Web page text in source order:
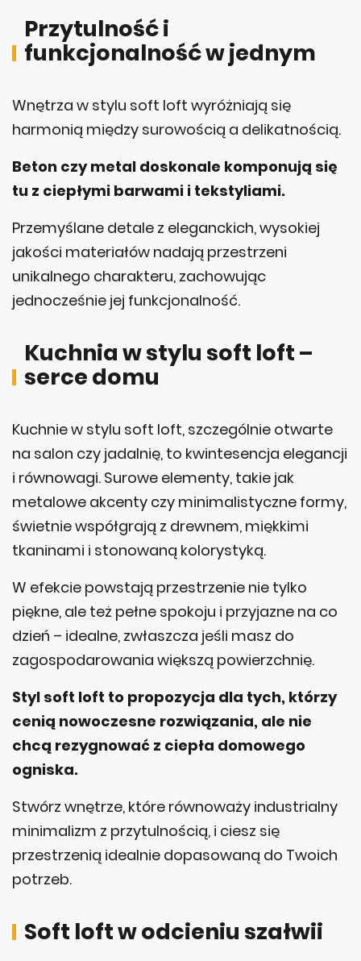
Przytulność i
funkcjonalność w jednym
Wnętrza w stylu soft loft wyróżniają się
harmonią między surowością a delikatnością.
Beton czy metal doskonale komponują się
tu z ciepłymi barwami i tekstyliami.
Przemyślane detale z eleganckich, wysokiej
jakości materiałów nadają przestrzeni
unikalnego charakteru, zachowując
jednocześnie jej funkcjonalność.
Kuchnia w stylu soft loft –
serce domu
Kuchnie w stylu soft loft, szczególnie otwarte
na salon czy jadalnię, to kwintesencja elegancji
i równowagi. Surowe elementy, takie jak
metalowe akcenty czy minimalistyczne formy,
świetnie współgrają z drewnem, miękkimi
tkaninami i stonowaną kolorystyką.
W efekcie powstają przestrzenie nie tylko
piękne, ale też pełne spokoju i przyjazne na co
dzień – idealne, zwłaszcza jeśli masz do
zagospodarowania większą powierzchnię.
Styl soft loft to propozycja dla tych, którzy
cenią nowoczesne rozwiązania, ale nie
chcą rezygnować z ciepła domowego
ogniska.
Stwórz wnętrze, które równoważy industrialny
minimalizm z przytulnością, i ciesz się
przestrzenią idealnie dopasowaną do Twoich
potrzeb.
Soft loft w odcieniu szałwii